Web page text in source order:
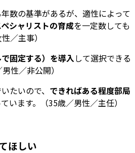
数の基準があるが、適性によって
シャリストの育成を一定数しても
／主事）
固定する）を導入して選択できる
性／非公開）
たいので、 できればある程度部局
います。（35歳／男性／主任）
ほしい